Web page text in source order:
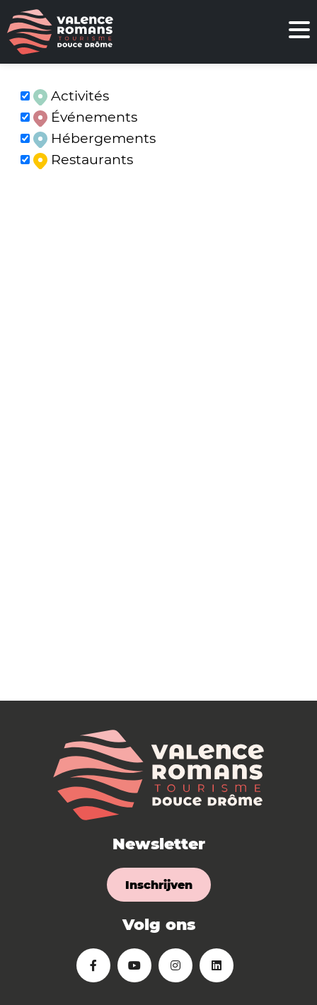
Activités
Événements
Hébergements
Restaurants
Newsletter
Inschrijven
Volg ons